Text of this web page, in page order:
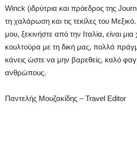
Winck (ιδρύτρια και πρόεδρος της
τη χαλάρωση και τις τεκίλες του
μου, ξεκινήστε από την Ιταλία, είναι
κουλτούρα με τη δική μας, πολλά
κάνεις ώστε να μην βαρεθείς, καλό
ανθρώπους.
Παντελής Μουζακίδης – Travel Editor